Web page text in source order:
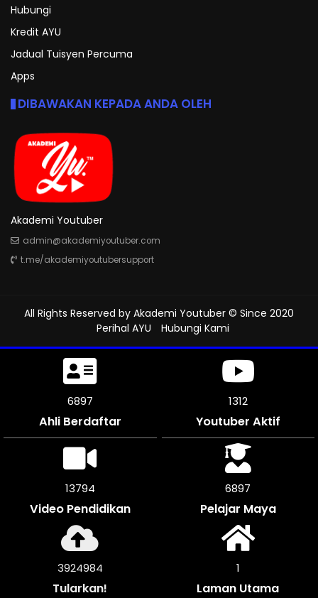
Hubungi
Kredit AYU
Jadual Tuisyen Percuma
Apps
DIBAWAKAN KEPADA ANDA OLEH
Akademi Youtuber
admin@akademiyoutuber.com
t.me/akademiyoutubersupport
All Rights Reserved by Akademi Youtuber © Since 2020
Perihal AYU
Hubungi Kami
7380
Ahli Berdaftar
1312
Youtuber Aktif
14760
Video Pendidikan
7380
Pelajar Maya
4199972
Tularkan!
1
Laman Utama